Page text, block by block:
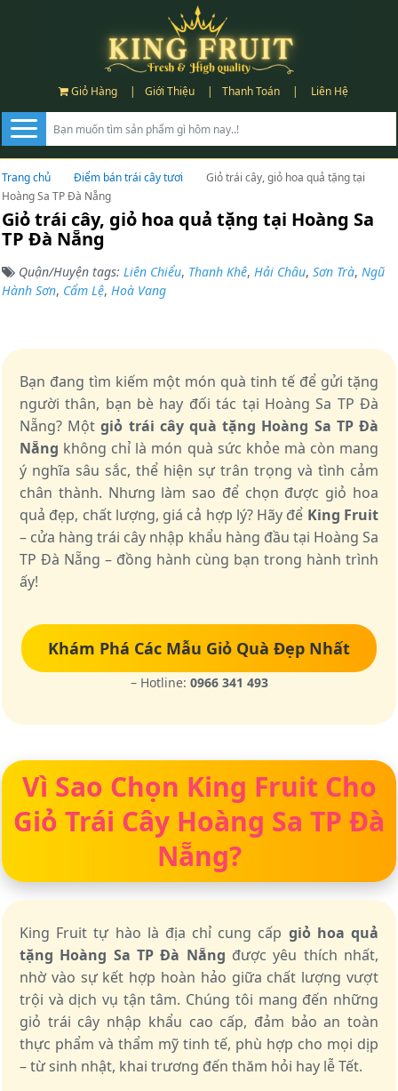
Giỏ Hàng | Giới Thiệu | Thanh Toán | Liên Hệ
Trang chủ Điểm bán trái cây tươi
Giỏ trái cây, giỏ hoa quả tặng tại
Hoàng Sa TP Đà Nẵng
Giỏ trái cây, giỏ hoa quả tặng tại Hoàng Sa
TP Đà Nẵng
Quận/Huyện tags: Liên Chiểu, Thanh Khê, Hải Châu, Sơn Trà, Ngũ
Hành Sơn, Cẩm Lệ, Hoà Vang
Bạn đang tìm kiếm một món quà tinh tế để gửi tặng
người thân, bạn bè hay đối tác tại Hoàng Sa TP Đà
Nẵng? Mộtgiỏ trái cây quà tặng Hoàng Sa TP Đà
Nẵng không chỉ là món quà sức khỏe mà còn mang
ý nghĩa sâu sắc, thể hiện sự trân trọng và tình cảm
chân thành. Nhưng làm sao để chọn được giỏ hoa
quả đẹp, chất lượng, giá cả hợp lý? Hãy để King Fruit
– cửa hàng trái cây nhập khẩu hàng đầu tại Hoàng Sa
TP Đà Nẵng – đồng hành cùng bạn trong hành trình
ấy!
Khám Phá Các Mẫu Giỏ Quà Đẹp Nhất
– Hotline: 0966 341 493
Vì Sao Chọn King Fruit Cho
Giỏ Trái Cây Hoàng Sa TP Đà
Nẵng?
King Fruit tự hào là địa chỉ cung cấp giỏ hoa quả
tặng Hoàng Sa TP Đà Nẵng được yêu thích nhất,
nhờ vào sự kết hợp hoàn hảo giữa chất lượng vượt
trội và dịch vụ tận tâm. Chúng tôi mang đến những
giỏ trái cây nhập khẩu cao cấp, đảm bảo an toàn
thực phẩm và thẩm mỹ tinh tế, phù hợp cho mọi dịp
– từ sinh nhật, khai trương đến thăm hỏi hay lễ Tết.